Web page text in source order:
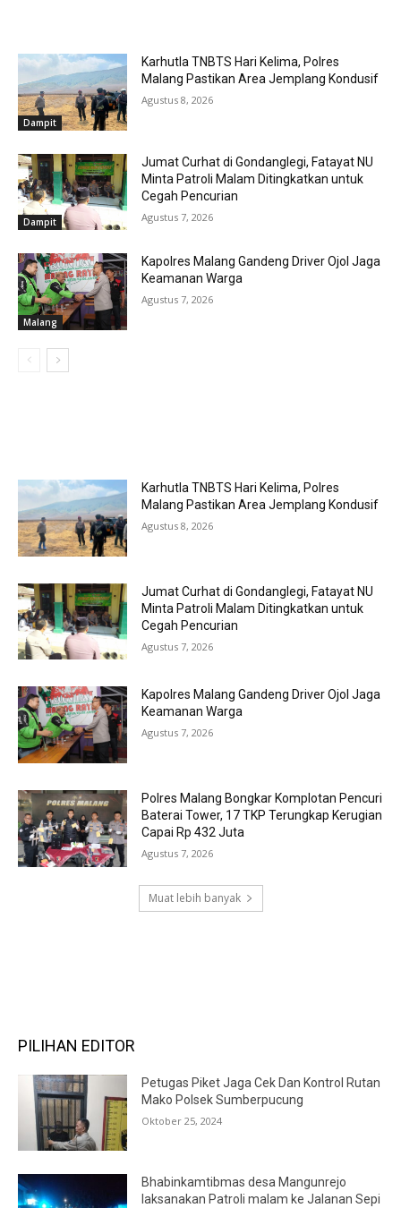
Dampit
Karhutla TNBTS Hari Kelima, Polres
Malang Pastikan Area Jemplang Kondusif
Agustus 8, 2026
Dampit
Jumat Curhat di Gondanglegi, Fatayat NU
Minta Patroli Malam Ditingkatkan untuk
Cegah Pencurian
Agustus 7, 2026
Malang
Kapolres Malang Gandeng Driver Ojol Jaga
Keamanan Warga
Agustus 7, 2026
Karhutla TNBTS Hari Kelima, Polres
Malang Pastikan Area Jemplang Kondusif
Agustus 8, 2026
Jumat Curhat di Gondanglegi, Fatayat NU
Minta Patroli Malam Ditingkatkan untuk
Cegah Pencurian
Agustus 7, 2026
Kapolres Malang Gandeng Driver Ojol Jaga
Keamanan Warga
Agustus 7, 2026
Polres Malang Bongkar Komplotan Pencuri
Baterai Tower, 17 TKP Terungkap Kerugian
Capai Rp 432 Juta
Agustus 7, 2026
Muat lebih banyak
PILIHAN EDITOR
Petugas Piket Jaga Cek Dan Kontrol Rutan
Mako Polsek Sumberpucung
Oktober 25, 2024
Bhabinkamtibmas desa Mangunrejo
laksanakan Patroli malam ke Jalanan Sepi